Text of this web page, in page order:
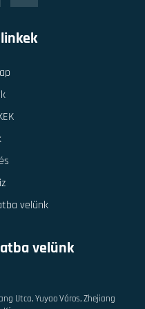
velünk
velünk
Utca, Yuyao Város, Zhejiang